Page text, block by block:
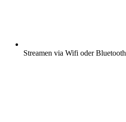
Streamen via Wifi oder Bluetooth